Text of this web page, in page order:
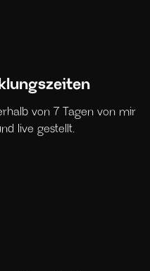
von 7 Tagen von mir
live gestellt.